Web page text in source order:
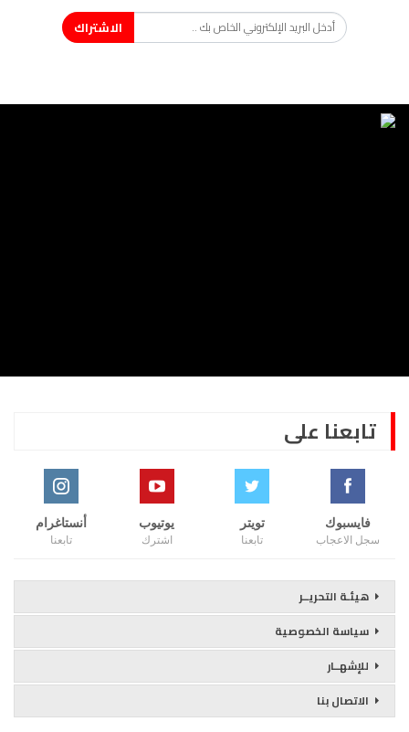
الاشتراك
تابعنا على
فايسبوك
سجل الاعجاب
تويتر
تابعنا
يوتيوب
اشترك
أنستاغرام
تابعنا
هيئـة التحريــر
سياسة الخصوصية
للإشهــار
الاتصال بنا